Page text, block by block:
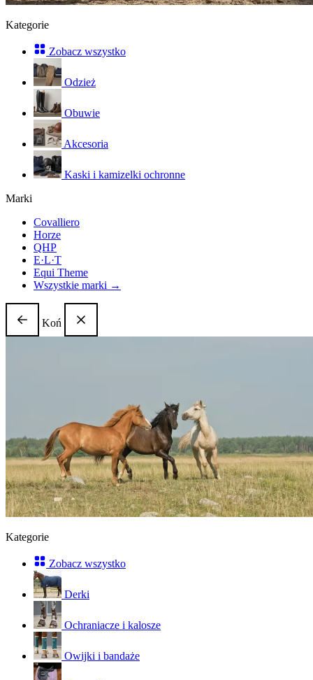
Kategorie
Zobacz wszystko
Odzież
Obuwie
Akcesoria
Kaski i kamizelki ochronne
Marki
Covalliero
Horze
QHP
E·L·T
Equi Theme
Wszystkie marki →
Koń
Kategorie
Zobacz wszystko
Derki
Ochraniacze i kalosze
Owijki i bandaże